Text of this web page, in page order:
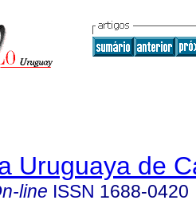
Uruguaya de
line ISSN 1688-0420